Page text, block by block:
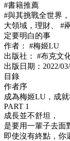
#書籍推薦
#與其挑戰全世界
大領域，理財、 #
定要明白的事
作者： #梅姬LU
出版社： #布克文
出版日期：2022/
目錄
作者序
成為梅姬LU，成
PART 1
成長並不舒坦，
是要用一輩子去面
即使沒有終點，你